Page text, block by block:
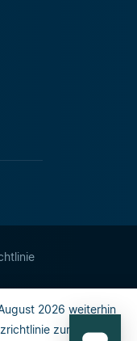
2026 weiterhin
zur Kenntnis